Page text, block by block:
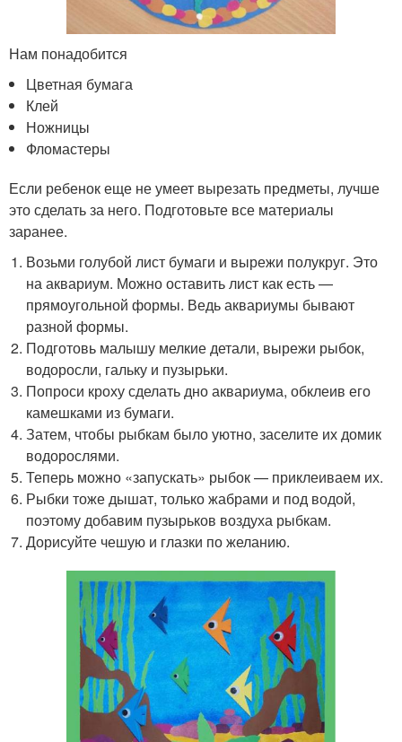
Нам понадобится
Цветная бумага
Клей
Ножницы
Фломастеры
Если ребенок еще не умеет вырезать предметы, лучше
это сделать за него. Подготовьте все материалы
заранее.
Возьми голубой лист бумаги и вырежи полукруг. Это
на аквариум. Можно оставить лист как есть —
прямоугольной формы. Ведь аквариумы бывают
разной формы.
Подготовь малышу мелкие детали, вырежи рыбок,
водоросли, гальку и пузырьки.
Попроси кроху сделать дно аквариума, обклеив его
камешками из бумаги.
Затем, чтобы рыбкам было уютно, заселите их домик
водорослями.
Теперь можно «запускать» рыбок — приклеиваем их.
Рыбки тоже дышат, только жабрами и под водой,
поэтому добавим пузырьков воздуха рыбкам.
Дорисуйте чешую и глазки по желанию.